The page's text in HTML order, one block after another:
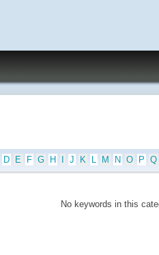
D E F G H J K L M N O P Q
No keywords in this